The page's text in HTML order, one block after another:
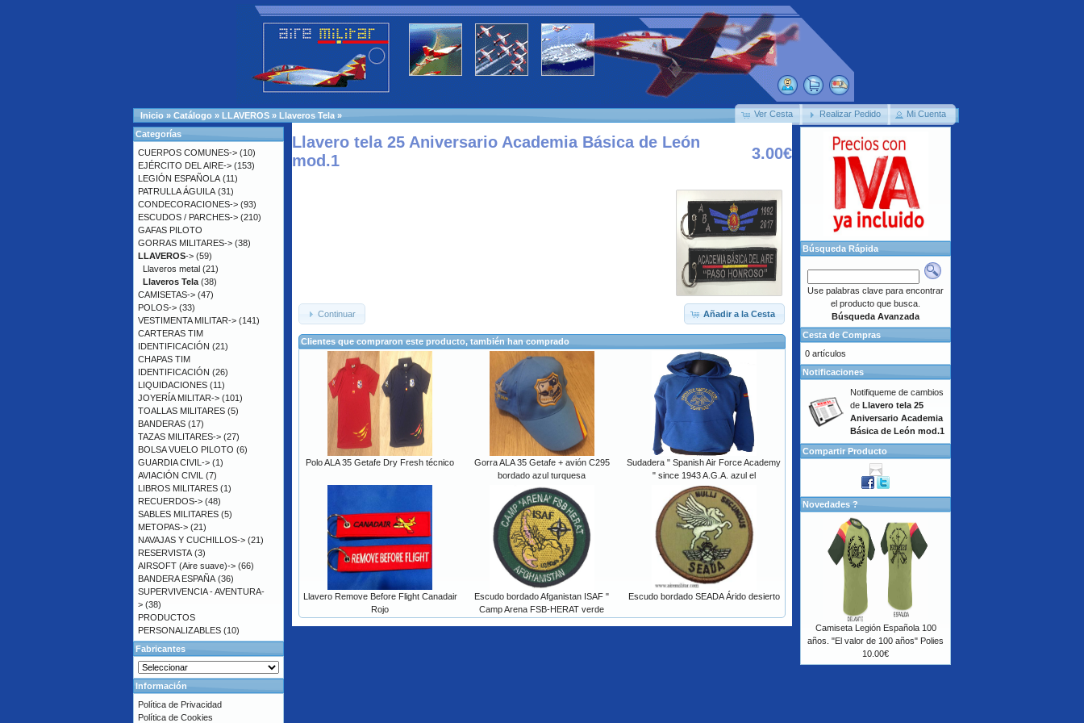
Ver Cesta Realizar Pedido Mi Cuenta
Inicio » Catálogo » LLAVEROS » Llaveros Tela »
3.00€
Llavero tela 25 Aniversario Academia Básica de León
mod.1
Añadir a la Cesta
Continuar
Clientes que compraron este producto, también han comprado
Polo ALA 35 Getafe Dry Fresh técnico
Gorra ALA 35 Getafe + avión C295
bordado azul turquesa
Sudadera " Spanish Air Force Academy
" since 1943 A.G.A. azul el
Llavero Remove Before Flight Canadair
Rojo
Escudo bordado Afganistan ISAF "
Camp Arena FSB-HERAT verde
Escudo bordado SEADA Árido desierto
Categorías
CUERPOS COMUNES-> (10)
EJÉRCITO DEL AIRE-> (153)
LEGIÓN ESPAÑOLA (11)
PATRULLA ÁGUILA (31)
CONDECORACIONES-> (93)
ESCUDOS / PARCHES-> (210)
GAFAS PILOTO
GORRAS MILITARES-> (38)
LLAVEROS-> (59)
Llaveros metal (21)
Llaveros Tela (38)
CAMISETAS-> (47)
POLOS-> (33)
VESTIMENTA MILITAR-> (141)
CARTERAS TIM
IDENTIFICACIÓN (21)
CHAPAS TIM
IDENTIFICACIÓN (26)
LIQUIDACIONES (11)
JOYERÍA MILITAR-> (101)
TOALLAS MILITARES (5)
BANDERAS (17)
TAZAS MILITARES-> (27)
BOLSA VUELO PILOTO (6)
GUARDIA CIVIL-> (1)
AVIACIÓN CIVIL (7)
LIBROS MILITARES (1)
RECUERDOS-> (48)
SABLES MILITARES (5)
METOPAS-> (21)
NAVAJAS Y CUCHILLOS-> (21)
RESERVISTA (3)
AIRSOFT (Aire suave)-> (66)
BANDERA ESPAÑA (36)
SUPERVIVENCIA - AVENTURA-
> (38)
PRODUCTOS
PERSONALIZABLES (10)
Fabricantes
Información
Política de Privacidad
Política de Cookies
Búsqueda Rápida
Use palabras clave para encontrar
el producto que busca.
Búsqueda Avanzada
Cesta de Compras
0 artículos
Notificaciones
Notifiqueme de cambios
de Llavero tela 25
Aniversario Academia
Básica de León mod.1
Compartir Producto
Novedades ?
Camiseta Legión Española 100
años. "El valor de 100 años" Polies
10.00€